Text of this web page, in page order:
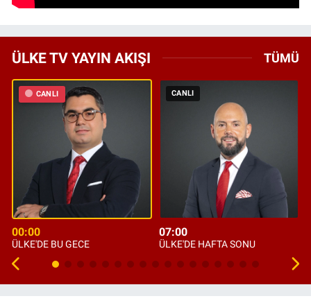
ÜLKE TV YAYIN AKIŞI TÜMÜ
CANLI
00:00
ÜLKE'DE BU GECE
CANLI
07:00
ÜLKE'DE HAFTA SONU